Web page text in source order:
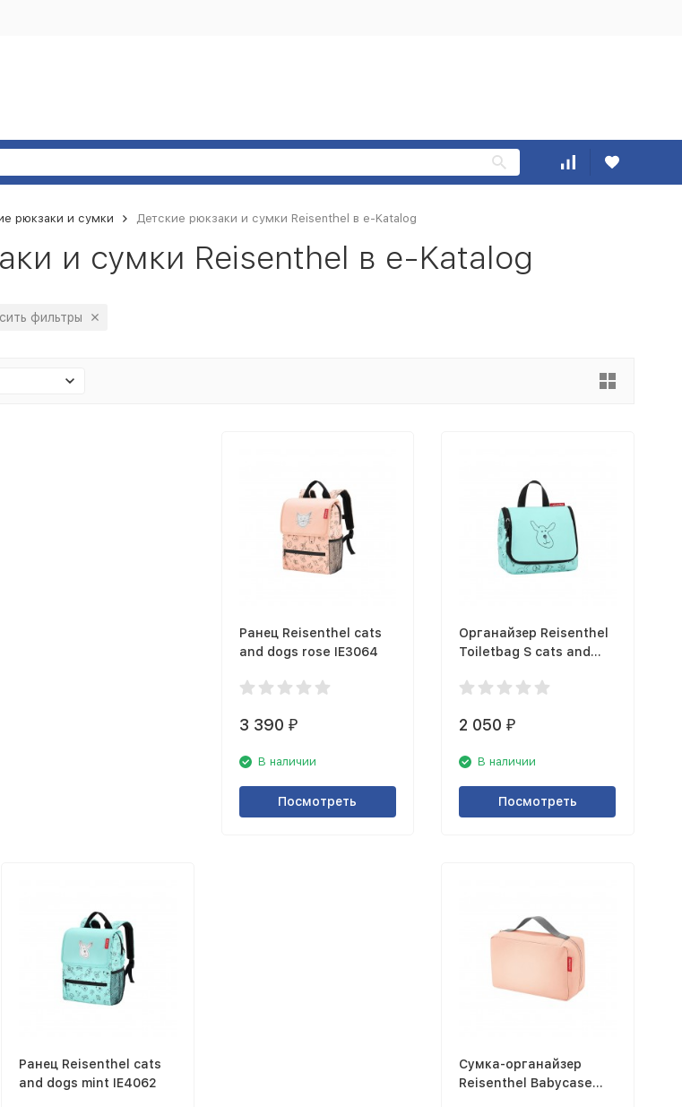
рюкзаки и сумки Детские рюкзаки и сумки Reisenthel в e-Katalog
и сумки Reisenthel в e-Katalog
фильтры
Ранец Reisenthel cats
and dogs rose IE3064
3 390 ₽
В наличии
Посмотреть
Органайзер Reisenthel
Toiletbag S cats and
2 050₽
В наличии
Посмотреть
Ранец Reisenthel cats
and dogs mint IE4062
Сумка-органайзер
Reisenthel Babycase